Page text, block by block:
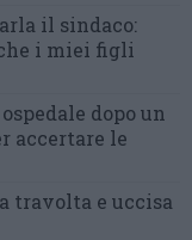
il sindaco:
i miei figli
dopo un
accertare le
travolta e uccisa